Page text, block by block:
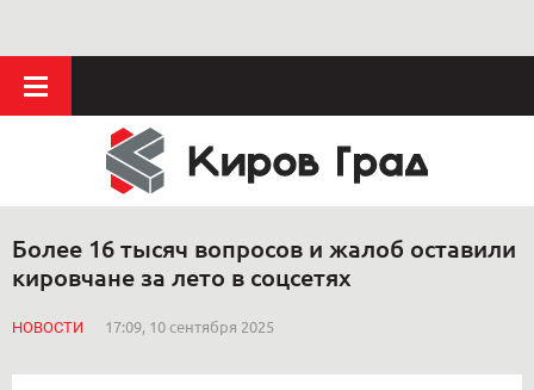
Более 16 тысяч вопросов и жалоб оставили
кировчане за лето в соцсетях
НОВОСТИ 17:09, 10 сентября 2025